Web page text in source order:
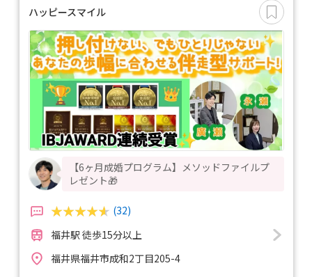
ハッピースマイル
【6ヶ月成婚プログラム】メソッドファイルプ
レゼント🎁
(32)
福井駅 徒歩15分以上
福井県福井市成和2丁目205-4